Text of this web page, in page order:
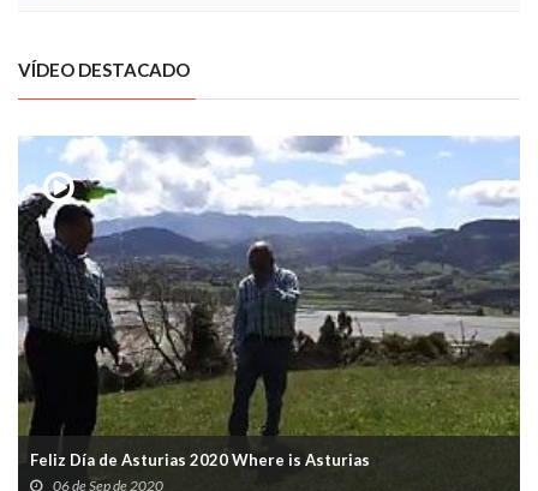
VÍDEO DESTACADO
Feliz Día de Asturias 2020 Where is Asturias
06 de Sep de 2020